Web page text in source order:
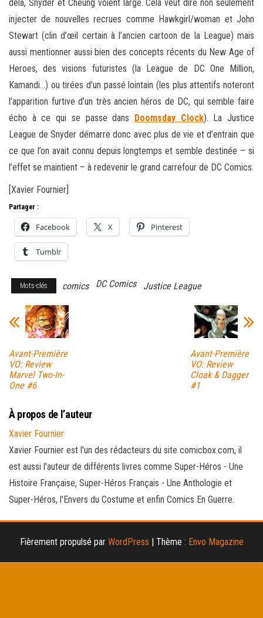
delà, Snyder et Cheung voient large. Cela veut dire non seulement
injecter de nouvelles recrues comme Hawkgirl/woman et John
Stewart (clin d’œil certain à l’ancien cartoon de la League) mais
aussi mentionner aussi bien des concepts récents du New Age of
Heroes, des visions futuristes (la League de DC One Million,
Kamandi…) ou tirées d’un passé lointain (les plus attentifs noteront
l’apparition furtive d’un très ancien héros de DC, qui semble faire
écho à ce qui se passe dans Doomsday Clock). La Justice
League de Snyder démarre donc avec plus de vie et d’entrain que
ce que l’on avait connu depuis longtemps et semble destinée – si
l’effet se maintient – à redevenir le grand carrefour de DC Comics.
[Xavier Fournier]
Partager :
Facebook X Pinterest
Tumblr
Mots-clés comics DC Comics Justice League
Avant-Première
VO: Review
Marvel Two-In-
One #6
Avant-Première
VO: Review
Cloak & Dagger
#1
À propos de l’auteur
Xavier Fournier
Xavier Fournier est l'un des rédacteurs du site comicbox.com, il
est aussi l'auteur de différents livres comme Super-Héros - Une
Histoire Française, Super-Héros Français - Une Anthologie et
Super-Héros, l'Envers du Costume et enfin Comics En Guerre.
Fièrement propulsé par WordPress | Thème : Envo Magazine